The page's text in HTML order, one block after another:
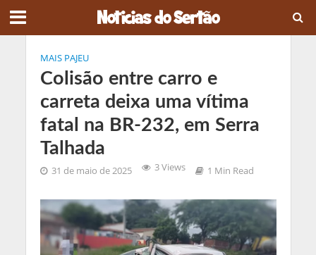
MAIS PAJEU
Colisão entre carro e
carreta deixa uma vítima
fatal na BR-232, em Serra
Talhada
31 de maio de 2025 3 Views 1 Min Read